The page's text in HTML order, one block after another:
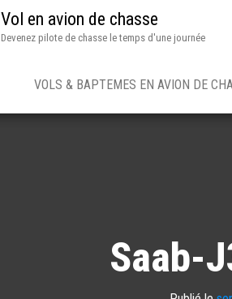
Vol en avion de chasse
Devenez pilote de chasse le temps d'une journée
VOLS & BAPTEMES EN AVION DE
Saab-